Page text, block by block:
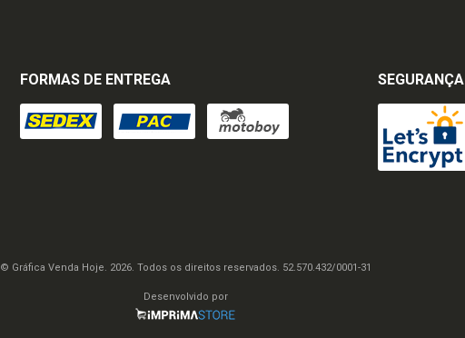
FORMAS DE ENTREGA SEGURANÇA
© Gráfica Venda Hoje. 2026. Todos os direitos reservados. 52.570.432/0001-31
Desenvolvido por